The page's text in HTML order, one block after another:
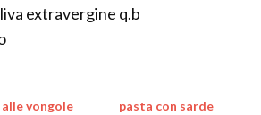
extravergine q.b
vongole pasta con sarde